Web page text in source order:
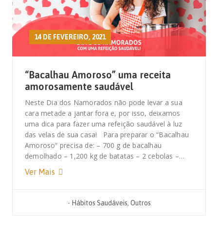
14 DE FEVEREIRO, 2021
“Bacalhau Amoroso” uma receita
amorosamente saudável
Neste Dia dos Namorados não pode levar a sua
cara metade a jantar fora e, por isso, deixamos
uma dica para fazer uma refeição saudável à luz
das velas de sua casa! Para preparar o “Bacalhau
Amoroso” precisa de: – 700 g de bacalhau
demolhado – 1,200 kg de batatas – 2 cebolas –…
Ver Mais
- Hábitos Saudáveis, Outros